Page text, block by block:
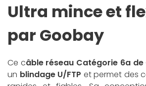
Ultra mince et
par Goobay
Ce câble réseau Catégorie 6a
un blindage U/FTP et permet des